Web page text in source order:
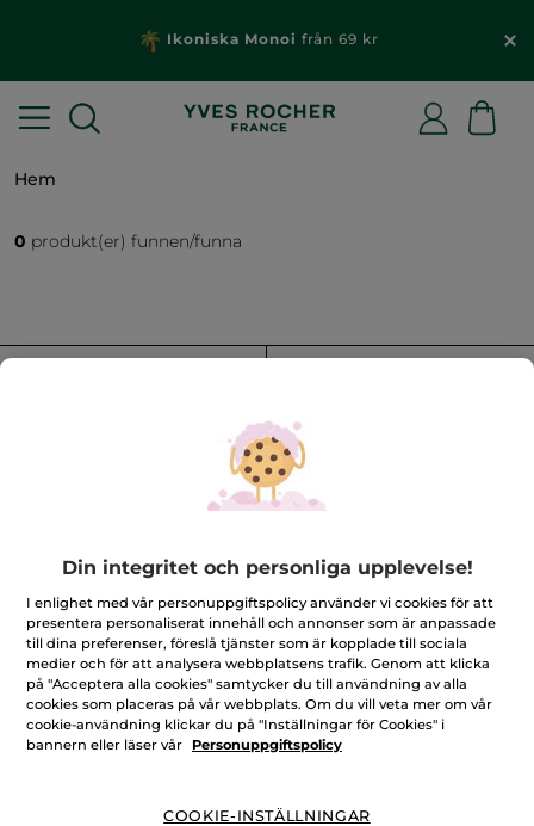
Ikoniska Monoi från 69 kr
Hem
0 produkt(er) funnen/funna
100%vegetabiliska
ingredienser
60 hektar
ekologiska odlingar
Din integritet och personliga upplevelse!
I enlighet med vår personuppgiftspolicy använder vi cookies för att
presentera personaliserat innehåll och annonser som är anpassade
till dina preferenser, föreslå tjänster som är kopplade till sociala
medier och för att analysera webbplatsens trafik. Genom att klicka
på "Acceptera alla cookies" samtycker du till användning av alla
cookies som placeras på vår webbplats. Om du vill veta mer om vår
cookie-användning klickar du på "Inställningar för Cookies" i
bannern eller läser vår
Personuppgiftspolicy
COOKIE-INSTÄLLNINGAR